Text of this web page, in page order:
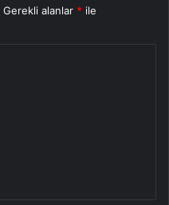
Gerekli alanlar * ile